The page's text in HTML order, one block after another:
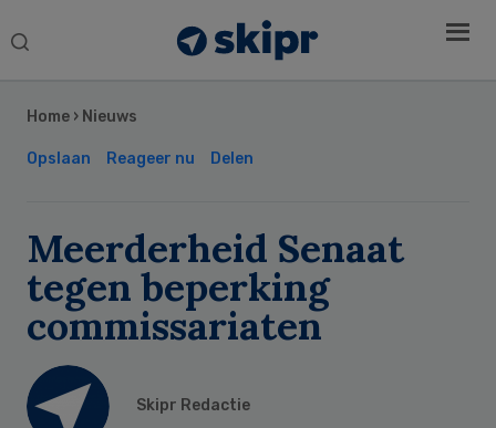
Search
Home › Nieuws
Opslaan Reageer nu Delen
Meerderheid Senaat
tegen beperking
commissariaten
Skipr Redactie
Sidebar